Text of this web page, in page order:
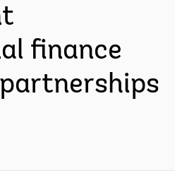
finance